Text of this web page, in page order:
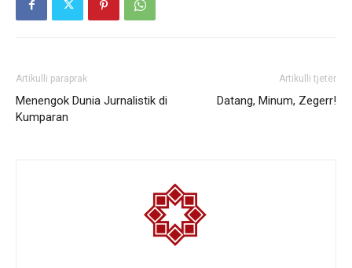
Artikulli paraprak
Menengok Dunia Jurnalistik di
Kumparan
Artikulli tjetër
Datang, Minum, Zegerr!